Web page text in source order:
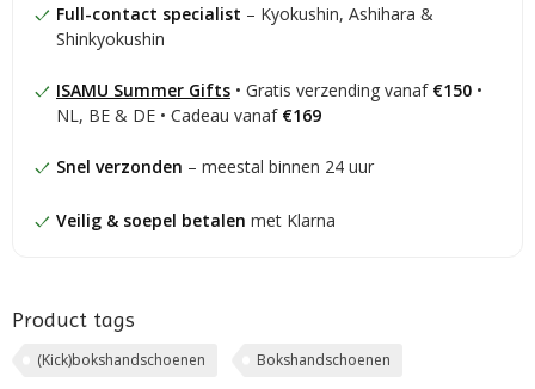
Full-contact specialist – Kyokushin, Ashihara &
Shinkyokushin
ISAMU Summer Gifts • Gratis verzending vanaf €150 •
NL, BE & DE • Cadeau vanaf €169
Snel verzonden – meestal binnen 24 uur
Veilig & soepel betalen met Klarna
Product tags
(Kick)bokshandschoenen Bokshandschoenen